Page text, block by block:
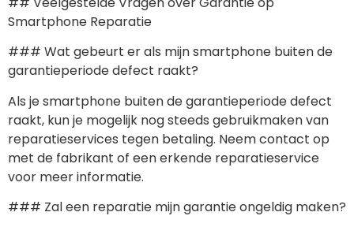
Smartphone Reparatie
### Wat gebeurt er als mijn smartphone buiten de
garantieperiode defect raakt?
Als je smartphone buiten de garantieperiode defect
raakt, kun je mogelijk nog steeds gebruikmaken van
reparatieservices tegen betaling. Neem contact op
met de fabrikant of een erkende reparatieservice
voor meer informatie.
### Zal een reparatie mijn garantie ongeldig maken?